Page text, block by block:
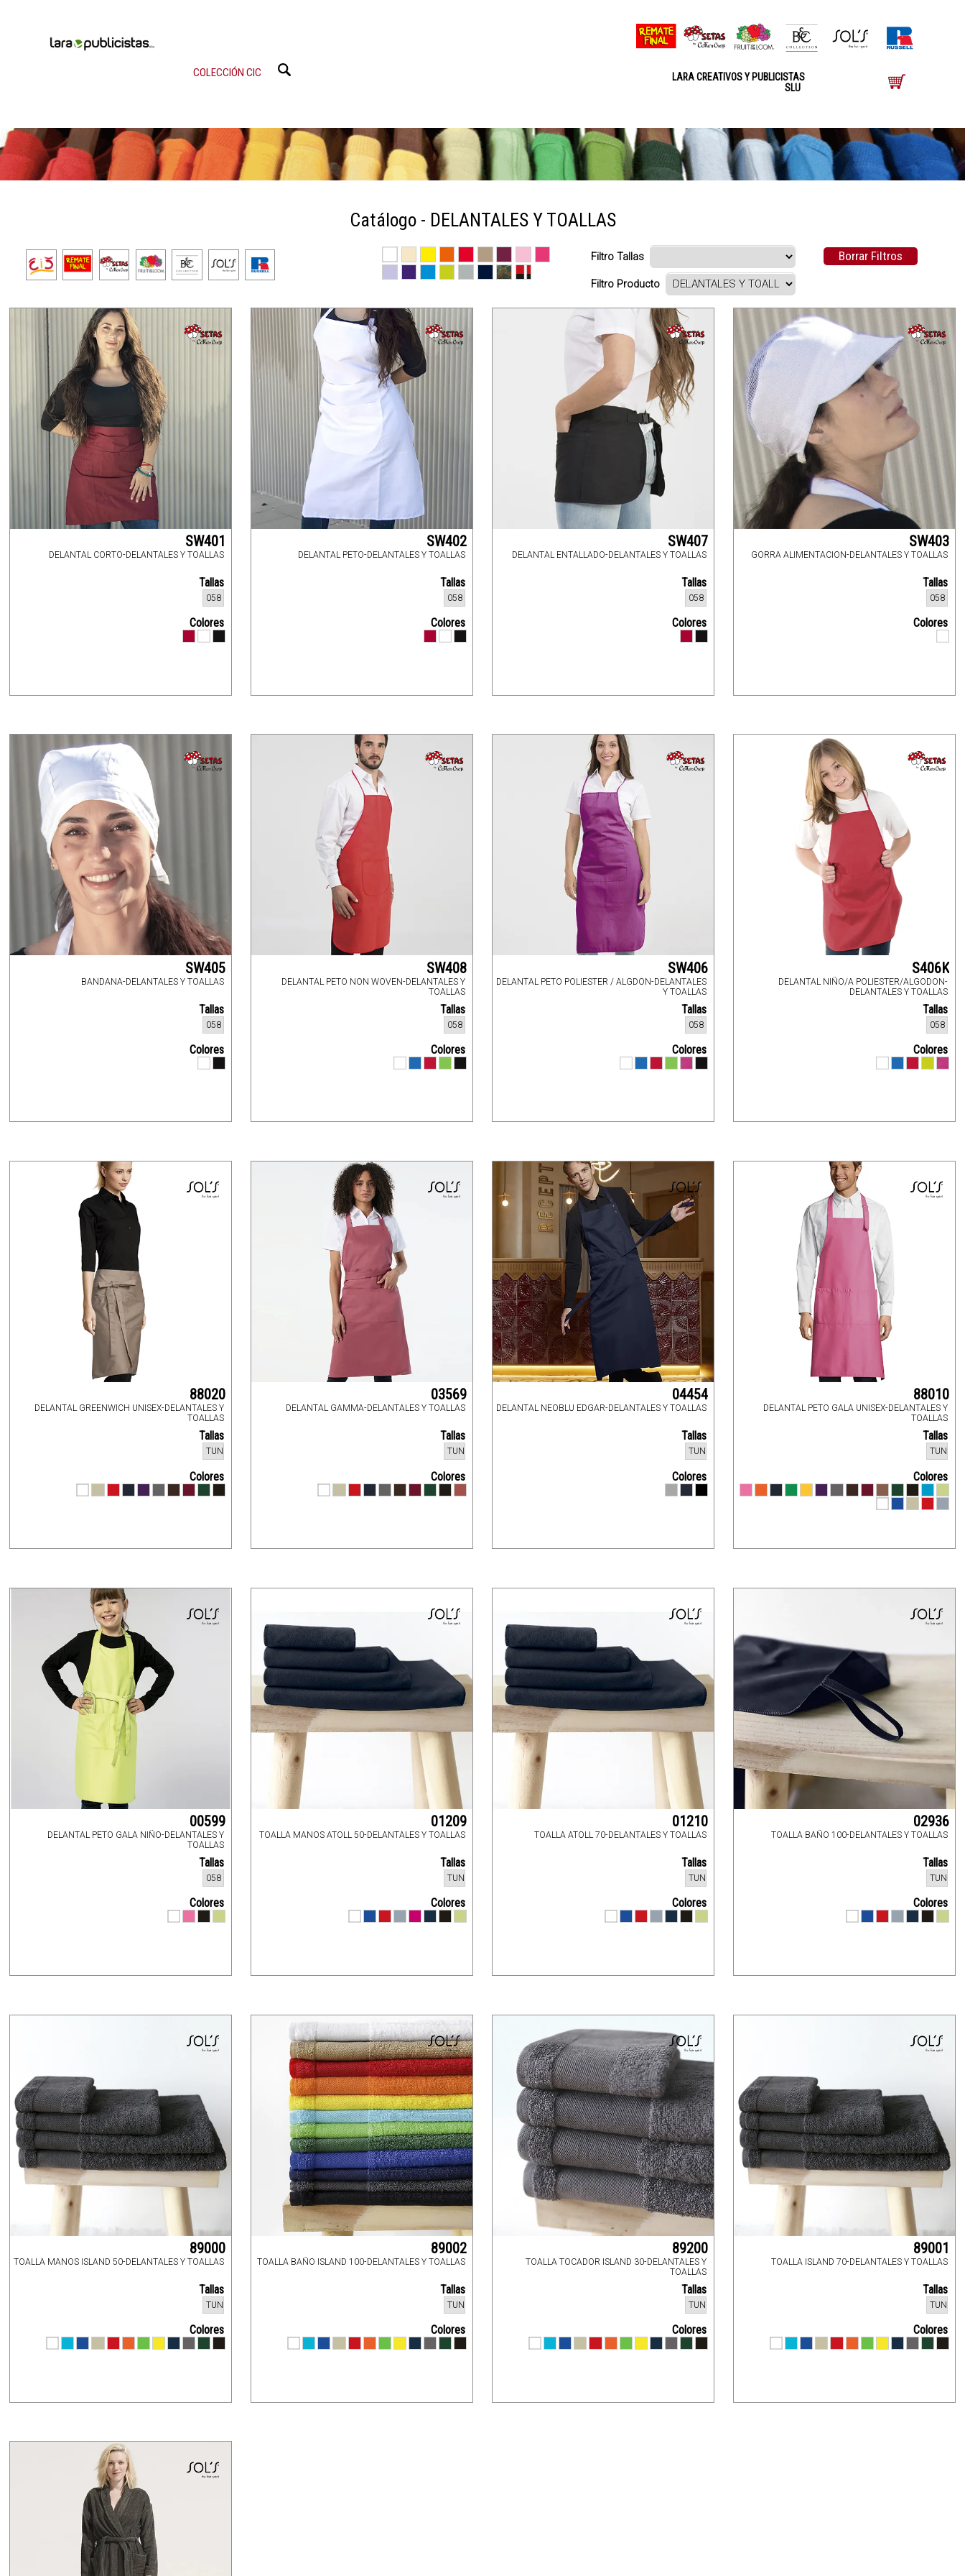
COLECCIÓN CIC
LARA CREATIVOS Y PUBLICISTAS
SLU
Catálogo - DELANTALES Y TOALLAS
Filtro Tallas
Filtro Producto
Borrar Filtros
SW401
DELANTAL CORTO-DELANTALES Y TOALLAS
Tallas
058
Colores
SW402
DELANTAL PETO-DELANTALES Y TOALLAS
Tallas
058
Colores
SW407
DELANTAL ENTALLADO-DELANTALES Y TOALLAS
Tallas
058
Colores
SW403
GORRA ALIMENTACION-DELANTALES Y TOALLAS
Tallas
058
Colores
SW405
BANDANA-DELANTALES Y TOALLAS
Tallas
058
Colores
SW408
DELANTAL PETO NON WOVEN-DELANTALES Y
TOALLAS
Tallas
058
Colores
SW406
DELANTAL PETO POLIESTER / ALGDON-DELANTALES
Y TOALLAS
Tallas
058
Colores
S406K
DELANTAL NIÑO/A POLIESTER/ALGODON-
DELANTALES Y TOALLAS
Tallas
058
Colores
88020
DELANTAL GREENWICH UNISEX-DELANTALES Y
TOALLAS
Tallas
TUN
Colores
03569
DELANTAL GAMMA-DELANTALES Y TOALLAS
Tallas
TUN
Colores
04454
DELANTAL NEOBLU EDGAR-DELANTALES Y TOALLAS
Tallas
TUN
Colores
88010
DELANTAL PETO GALA UNISEX-DELANTALES Y
TOALLAS
Tallas
TUN
Colores
00599
DELANTAL PETO GALA NIÑO-DELANTALES Y
TOALLAS
Tallas
058
Colores
01209
TOALLA MANOS ATOLL 50-DELANTALES Y TOALLAS
Tallas
TUN
Colores
01210
TOALLA ATOLL 70-DELANTALES Y TOALLAS
Tallas
TUN
Colores
02936
TOALLA BAÑO 100-DELANTALES Y TOALLAS
Tallas
TUN
Colores
89000
TOALLA MANOS ISLAND 50-DELANTALES Y TOALLAS
Tallas
TUN
Colores
89002
TOALLA BAÑO ISLAND 100-DELANTALES Y TOALLAS
Tallas
TUN
Colores
89200
TOALLA TOCADOR ISLAND 30-DELANTALES Y
TOALLAS
Tallas
TUN
Colores
89001
TOALLA ISLAND 70-DELANTALES Y TOALLAS
Tallas
TUN
Colores